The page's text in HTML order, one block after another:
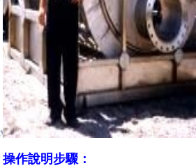
操作說明步驟：